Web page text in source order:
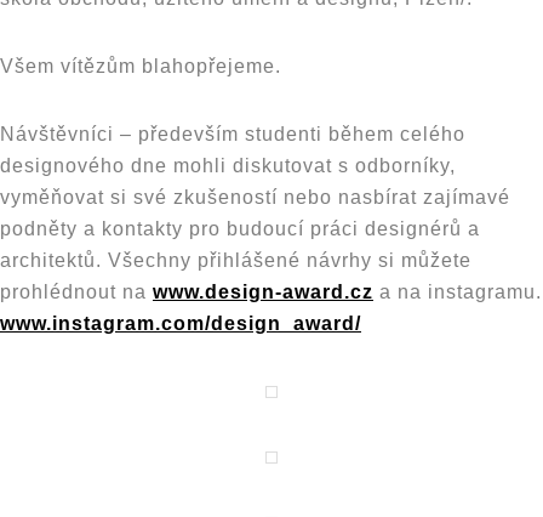
Všem vítězům blahopřejeme.
Návštěvníci – především studenti během celého
designového dne mohli diskutovat s odborníky,
vyměňovat si své zkušeností nebo nasbírat zajímavé
podněty a kontakty pro budoucí práci designérů a
architektů. Všechny přihlášené návrhy si můžete
prohlédnout na www.design-award.cz a na instagramu.
www.instagram.com/design_award/